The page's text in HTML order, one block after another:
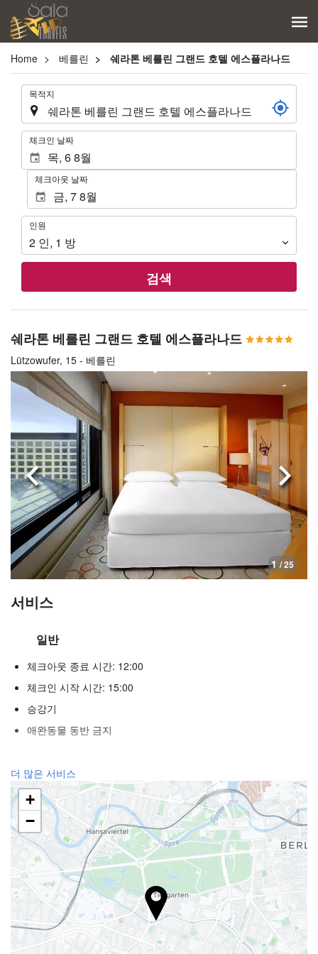
Home 베를린 쉐라톤 베를린 그랜드 호텔 에스플라나드
. 목적지
. 체크인 날짜
체크아웃 날짜
인
원
인원
2 인, 1 방
검색
쉐라톤 베를린 그랜드 호텔 에스플라나드
Lützowufer, 15 - 베를린
1 / 25
이전으로 다음
서비스
일반
체크아웃 종료 시간: 12:00
체크인 시작 시간: 15:00
승강기
애완동물 동반 금지
리셉션 서비스
24시간 프런트 데스크
수하물 보관소
푸드 & 베버리지
일품요리 레스토랑
바
비즈니스 시설
더 많은 서비스
+
−